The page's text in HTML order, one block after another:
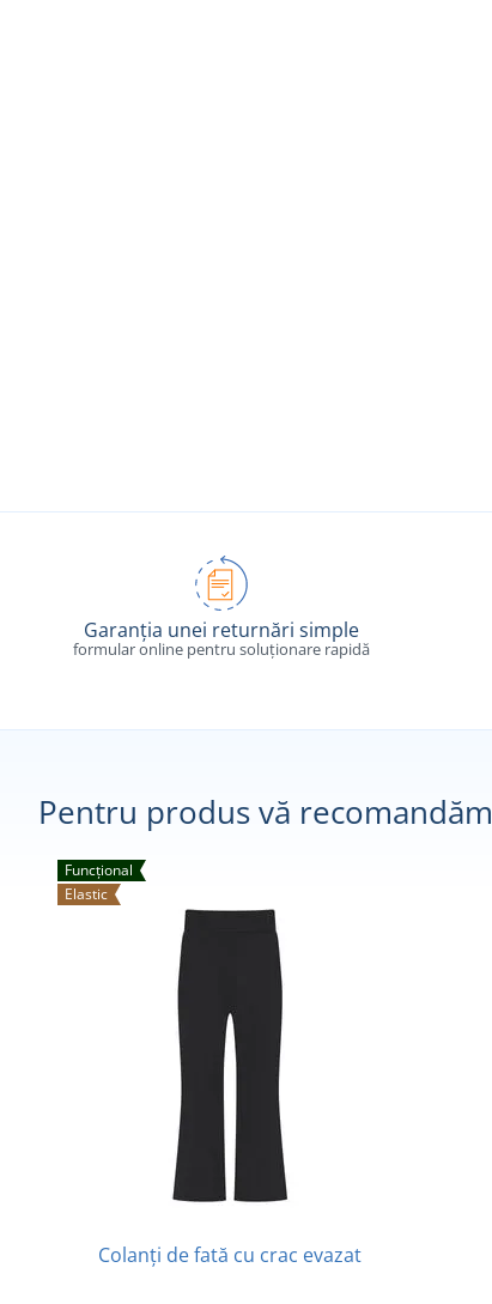
Garanția unei returnări simple
formular online pentru soluționare rapidă
Pentru produs vă recomandăm
Funcțional
Elastic
Colanți de fată cu crac evazat